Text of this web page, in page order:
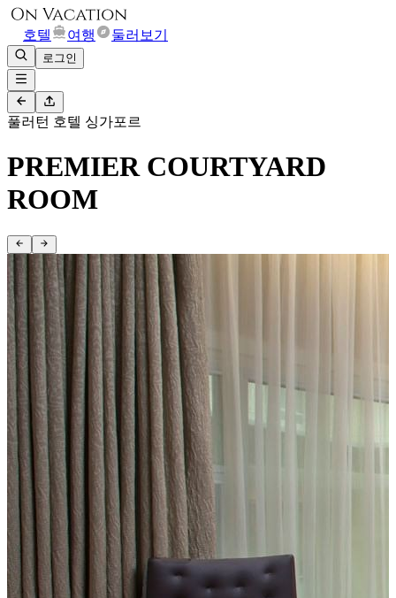
호텔 여행 둘러보기
로그인
풀러턴 호텔 싱가포르
PREMIER COURTYARD
ROOM